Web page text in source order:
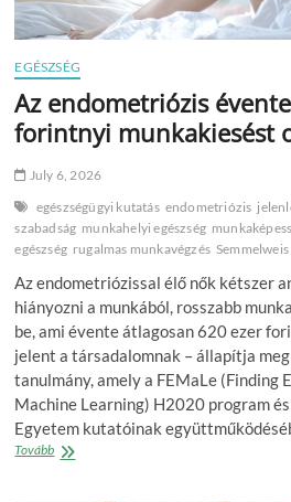
EGÉSZSÉG
Az endometriózis
forintnyi munkakiesést
July 6, 2026
egészségügyi kutatás endometriózis
szabadság munkahelyi egészség
egészség rugalmas munkavégzés Semmelweis
Az endometriózissal élő nők kétszer
hiányozni a munkából, rosszabb
be, ami évente átlagosan 620 ezer
jelent a társadalomnak – állapítja
tanulmány, amely a FEMaLe (Finding
Machine Learning) H2020 program
Egyetem kutatóinak
TovábbAz